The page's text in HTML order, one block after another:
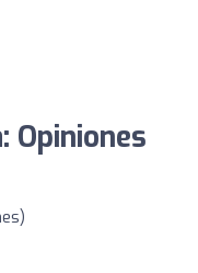
Opiniones